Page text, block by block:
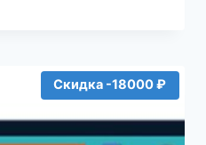
Скидка -18000 ₽